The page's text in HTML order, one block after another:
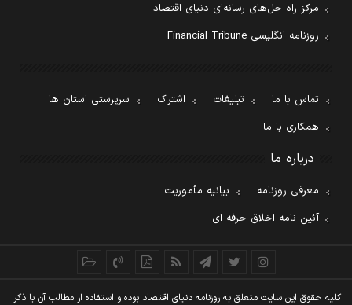
مرکز راه حل‌های رسانه‌ای دنیای اقتصاد
روزنامه انگلیسی Financial Tribune
تماس با ما تبلیغات اشتراک
سرپرستی استان ها
همکاری با ما
درباره ما
معرفی روزنامه
بیانیه مأموریت
آئین نامه اخلاق حرفه ای
کليه حقوق اين سايت متعلق به روزنامه دنيای اقتصاد بوده و استفاده از مطالب آن با ذکر